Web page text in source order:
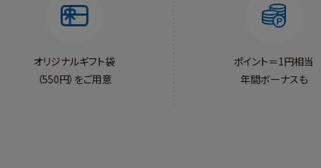
オリジナルギフト袋
（550円）をご用意
ポイント＝1円相当
年間ボーナスも